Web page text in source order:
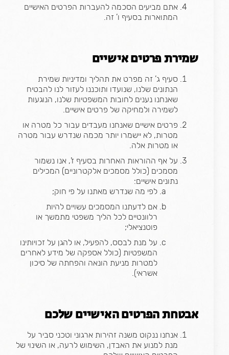
אתם מביעים הסכמה להעברות הפרטים האישיים
המתוארות בסעיף ו’ זה.
שמירת פרטים אישיים
סעיף ג’ זה מפרט את תהליך ומדיניות שמירת
הנתונים שלנו, שנועדו ותוכננו לעזור לנו להבטיח
שאנחנו נענים לחובות המשפטיות שלנו, הנוגעות
לשמירה ולמחיקה של פרטים אישיים.
פרטים אישיים שאנחנו מעבדים עבור כל מטרה או
מטרות, לא יישמרו יותר מכמה שנדרש עבור מטרה
או מטרות אלה.
על אף ההוראות האחרות בסעיף ז’, אנו נשמור
מסמכים (כולל מסמכים אלקטרוניים) המכילים
נתונים אישיים:
לפי מה שנדרש מאתנו על פי חוק;
אם לדעתנו המסמכים עשויים להיות
רלוונטיים לכל הליך משפטי מתמשך או
פוטנציאלי;
על מנת לבסס, להפעיל, או להגן על זכויותינו
המשפטיות (כולל אספקה של מידע לאחרים
למטרות מניעת הונאה והפחתה של סיכון
אשראי).
אבטחת הפרטים האישיים שלכם
אנחנו ננקוט משנה זהירות ארגוני וטכני סביר על
מנת למנוע את האבדן, השימוש לרעה, או השינוי של